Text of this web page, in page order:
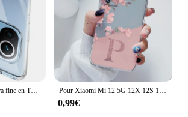
Coque transparente Ultra fine en TPU pour Xiaomi Mi 10T Pro 11 11i 11T Mi11 lite NE 5G 12 12T 12S 12X 13 Pro 10 lite 10s
0,99€